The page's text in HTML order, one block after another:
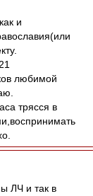
и
любимой
трясся в
ЛЧ и так в